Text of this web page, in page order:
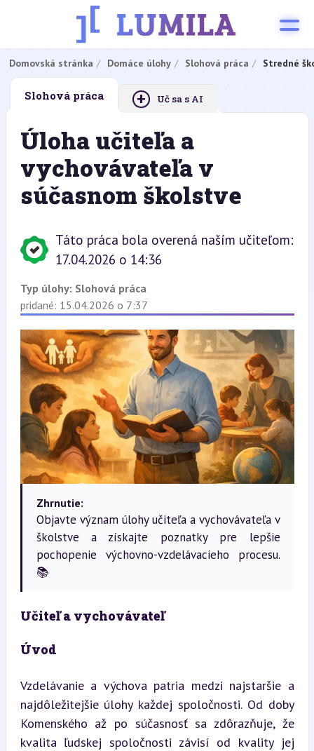
Domovská stránka Domáce úlohy Slohová práca Stredné
Slohová práca + Uč sa s AI
Úloha učiteľa a
vychovávateľa v
súčasnom školstve
Táto práca bola overená naším učiteľom:
17.04.2026 o 14:36
Typ úlohy: Slohová práca
pridané: 15.04.2026 o 7:37
Zhrnutie:
Objavte význam úlohy učiteľa a vychovávateľa v
školstve a získajte poznatky pre lepšie
pochopenie výchovno-vzdelávacieho procesu.
📚
Učiteľ a vychovávateľ
Úvod
Vzdelávanie a výchova patria medzi najstaršie a
najdôležitejšie úlohy každej spoločnosti. Od doby
Komenského až po súčasnosť sa zdôrazňuje, že
kvalita ľudskej spoločnosti závisí od kvality jej